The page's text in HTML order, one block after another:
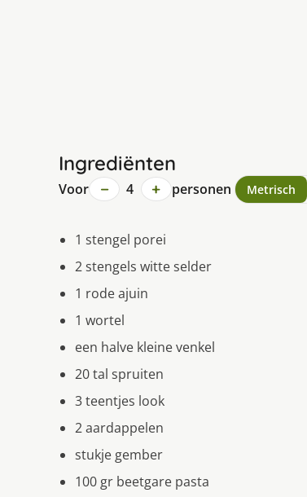
Ingrediënten
Voor − 4 + personen Metrisch
1 stengel porei
2 stengels witte selder
1 rode ajuin
1 wortel
een halve kleine venkel
20 tal spruiten
3 teentjes look
2 aardappelen
stukje gember
100 gr beetgare pasta